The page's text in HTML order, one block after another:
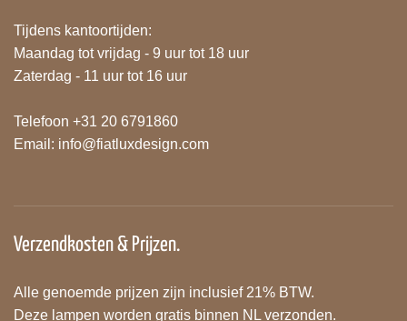
Tijdens kantoortijden:
Maandag tot vrijdag - 9 uur tot 18 uur
Zaterdag - 11 uur tot 16 uur
Telefoon +31 20 6791860
Email: info@fiatluxdesign.com
Verzendkosten & Prijzen.
Alle genoemde prijzen zijn inclusief 21% BTW.
Deze lampen worden gratis binnen NL verzonden.